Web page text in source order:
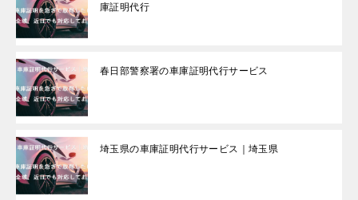
庫証明代行
春日部警察署の車庫証明代行サービス
埼玉県の車庫証明代行サービス｜埼玉県